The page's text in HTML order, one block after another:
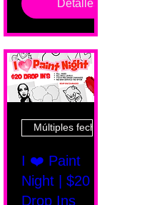
Detalles
Múltiples fechas
I ❤️ Paint
Night | $20
Drop Ins